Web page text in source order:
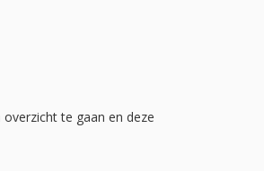
te gaan en deze